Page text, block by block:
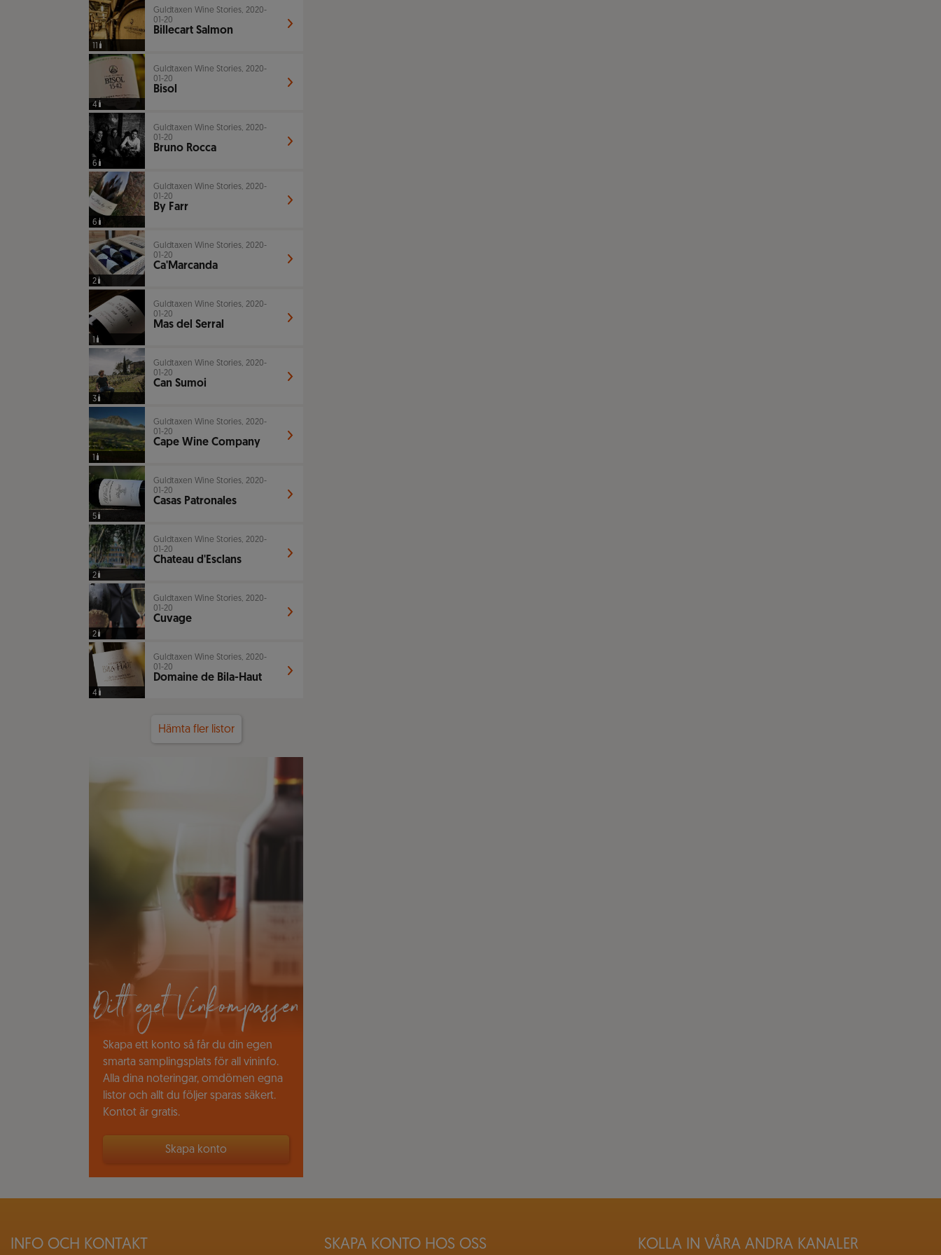
11
Guldtaxen Wine Stories, 2020-
01-20
Billecart Salmon
4
Guldtaxen Wine Stories, 2020-
01-20
Bisol
6
Guldtaxen Wine Stories, 2020-
01-20
Bruno Rocca
6
Guldtaxen Wine Stories, 2020-
01-20
By Farr
2
Guldtaxen Wine Stories, 2020-
01-20
Ca'Marcanda
Guldtaxen Wine Stories, 2020-
01-20
Mas del Serral
3
Guldtaxen Wine Stories, 2020-
01-20
Can Sumoi
1
Guldtaxen Wine Stories, 2020-
01-20
Cape Wine Company
5
Guldtaxen Wine Stories, 2020-
01-20
Casas Patronales
2
Guldtaxen Wine Stories, 2020-
01-20
Chateau d'Esclans
2
Guldtaxen Wine Stories, 2020-
01-20
Cuvage
4
Guldtaxen Wine Stories, 2020-
01-20
Domaine de Bila-Haut
Hämta fler listor
Ditt eget Vinkompassen
Skapa ett konto så får du din egen
smarta samplingsplats för all vininfo.
Alla dina noteringar, omdömen egna
listor och allt du följer sparas säkert.
Kontot är gratis.
Skapa konto
INFO OCH KONTAKT SKAPA KONTO HOS OSS KOLLA IN VÅRA ANDRA KANALER